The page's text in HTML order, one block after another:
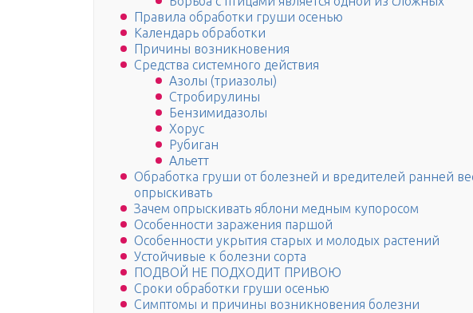
Правила обработки груши осенью
Календарь обработки
Причины возникновения
Средства системного действия
Азолы (триазолы)
Стробирулины
Бензимидазолы
Хорус
Рубиган
Альетт
Обработка груши от болезней и вредителей ранней
опрыскивать
Зачем опрыскивать яблони медным купоросом
Особенности заражения паршой
Особенности укрытия старых и молодых растений
Устойчивые к болезни сорта
ПОДВОЙ НЕ ПОДХОДИТ ПРИВОЮ
Сроки обработки груши осенью
Симптомы и причины возникновения болезни